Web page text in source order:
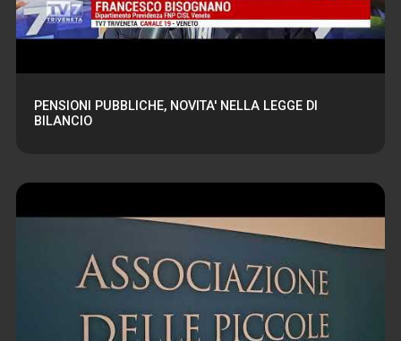
PENSIONI PUBBLICHE, NOVITA' NELLA LEGGE DI
BILANCIO